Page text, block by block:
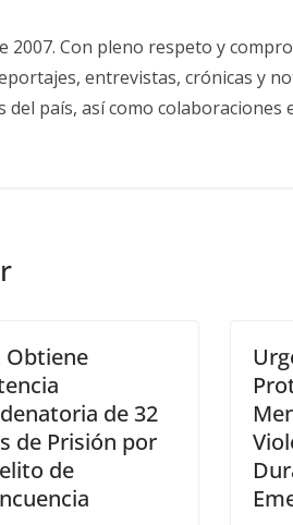
2007. Con pleno respeto y
entrevistas, crónicas y
país, así como colaboraciones
Obtiene
de 32
de Prisión por
de